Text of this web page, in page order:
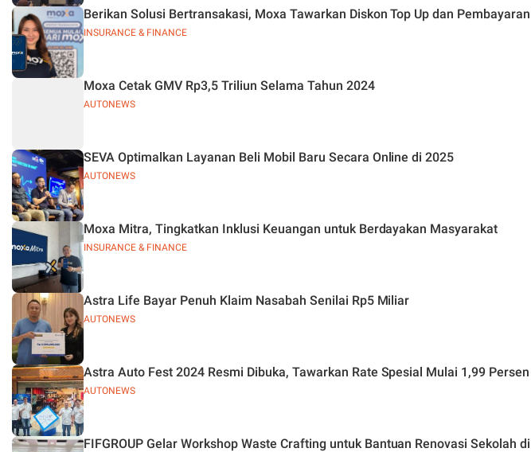
INSURANCE & FINANCE
Berikan Solusi Bertransakasi, Moxa Tawarkan Diskon Top Up dan
AUTONEWS
Moxa Cetak GMV Rp3,5 Triliun Selama Tahun 2024
AUTONEWS
SEVA Optimalkan Layanan Beli Mobil Baru Secara Online di 2025
INSURANCE & FINANCE
Moxa Mitra, Tingkatkan Inklusi Keuangan untuk Berdayakan Masyarakat
AUTONEWS
Astra Life Bayar Penuh Klaim Nasabah Senilai Rp5 Miliar
AUTONEWS
Astra Auto Fest 2024 Resmi Dibuka, Tawarkan Rate Spesial Mulai 1,99
FIFGROUP Gelar Workshop Waste Crafting untuk Bantuan Renovasi Sekolah